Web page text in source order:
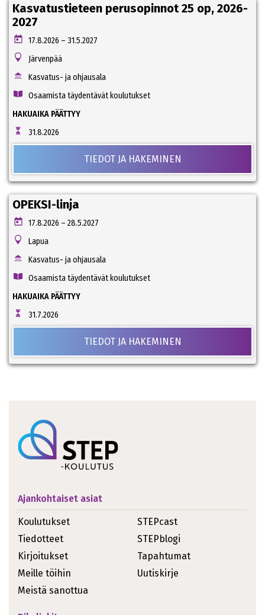
Kasvatustieteen perusopinnot 25 op, 2026-
2027
17.8.2026 – 31.5.2027
Järvenpää
Kasvatus- ja ohjausala
Osaamista täydentävät koulutukset
HAKUAIKA PÄÄTTYY
31.8.2026
TIEDOT JA HAKEMINEN
OPEKSI-linja
17.8.2026 – 28.5.2027
Lapua
Kasvatus- ja ohjausala
Osaamista täydentävät koulutukset
HAKUAIKA PÄÄTTYY
31.7.2026
TIEDOT JA HAKEMINEN
Ajankohtaiset asiat
Koulutukset
Tiedotteet
Kirjoitukset
Meille töihin
Meistä sanottua
STEPcast
STEPblogi
Tapahtumat
Uutiskirje